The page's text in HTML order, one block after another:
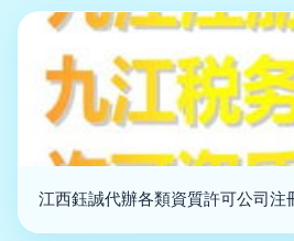
江西鈺誠代辦各類資質許可公司